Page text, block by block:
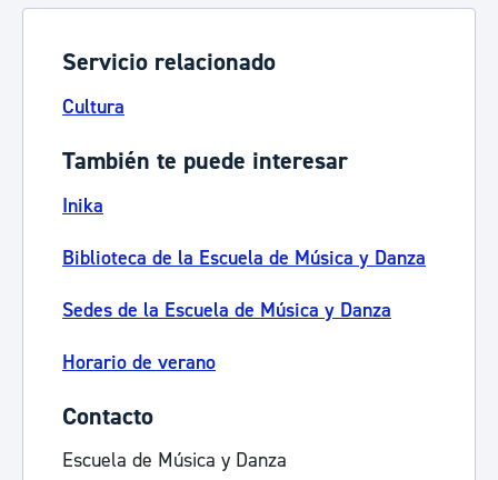
Servicio relacionado
Cultura
También te puede interesar
Inika
Biblioteca de la Escuela de Música y Danza
Sedes de la Escuela de Música y Danza
Horario de verano
Contacto
Escuela de Música y Danza